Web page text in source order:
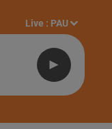
Live : PAU